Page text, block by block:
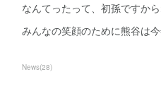
なんてったって、初孫ですか
みんなの笑顔のために熊谷は
News(28)